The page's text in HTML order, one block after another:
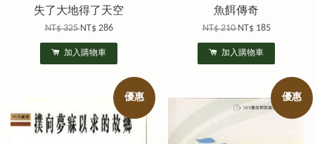
失了大地得了天空
NT$ 325NT$ 286
加入購物車
魚餌傳奇
NT$ 210NT$ 185
加入購物車
優惠 優惠